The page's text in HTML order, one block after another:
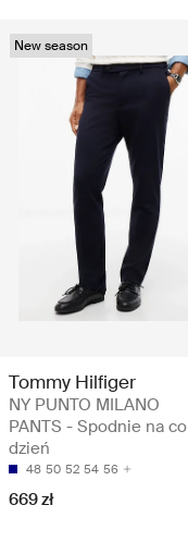
New season
Tommy Hilfiger
NY PUNTO MILANO
PANTS - Spodnie na co
dzień
48 50 52 54 56
669 zł